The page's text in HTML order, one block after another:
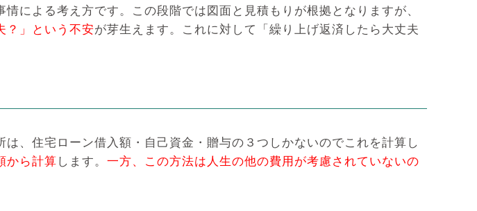
による考え方です。この段階では図面と見積もりが根拠となりますが、
？」という不安が芽生えます。これに対して「繰り上げ返済したら大丈夫
、住宅ローン借入額・自己資金・贈与の３つしかないのでこれを計算し
から計算 します。 一方、この方法は人生の他の費用が考慮されていないの